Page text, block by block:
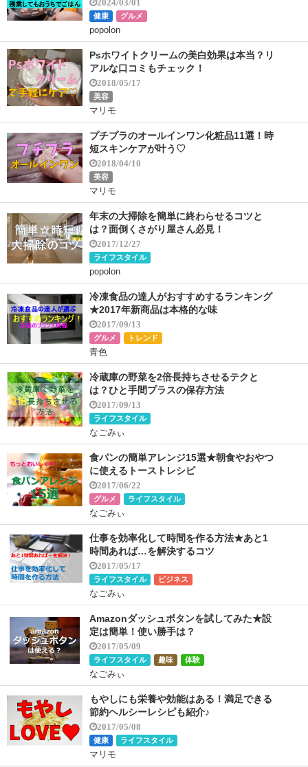
2024/03/01
健康 グルメ
popolon
Psホワイトクリームの美白効果は本当？リ
アルな口コミもチェック！
2018/05/17
美容
マリモ
プチプラのオールインワン化粧品11選！時
短スキンケアが叶う♡
2018/04/10
美容
マリモ
年末の大掃除を簡単に終わらせるコツと
は？面倒くさがり屋さん必見！
2017/12/27
ライフスタイル
popolon
冷凍食品の達人がおすすめするランキング
★2017年新商品は本格的な味
2017/09/13
グルメ トレンド
青色
冷蔵庫の野菜を2倍長持ちさせるテクと
は？ひと手間プラスの保存方法
2017/09/13
ライフスタイル
なごみぃ
食パンの簡単アレンジ15選★朝食やおやつ
に使えるトーストレシピ
2017/06/22
グルメ ライフスタイル
なごみぃ
仕事を効率化して時間を作る方法★あと1
時間あれば…を解決するコツ
2017/05/17
ライフスタイル ビジネス
なごみぃ
Amazonダッシュボタンを試してみた★設
定は簡単！使い勝手は？
2017/05/09
ライフスタイル 趣味 体験
なごみぃ
もやしにも栄養や効能はある！満足できる
節約ヘルシーレシピも紹介♪
2017/05/08
健康 ライフスタイル
マリモ